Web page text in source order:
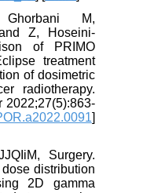
M,
Z, Hoseini-
of PRIMO
treatment
of dosimetric
radiotherapy.
2022;27(5):863-
Surgery.
dose distribution
2D gamma